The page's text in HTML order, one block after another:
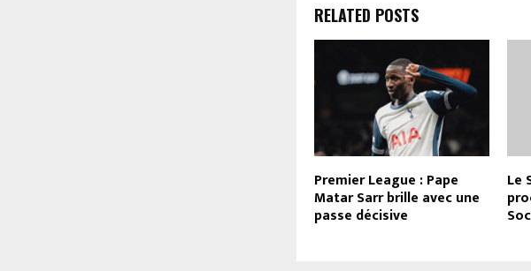
RELATED POSTS
Premier League : Pape
Matar Sarr brille avec une
passe décisive
Le